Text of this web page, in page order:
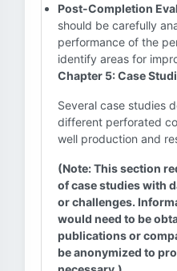
Post-Completion
should be carefully
performance of the
identify areas for
Chapter 5: Case
Several case studies
different perforated
well production and
(Note: This section
of case studies with
or challenges.
would need to be
publications or
be anonymized to